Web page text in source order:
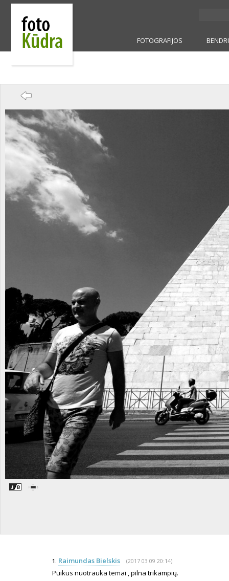
FOTOGRAFIJOS
1. Raimundas Bielskis (2017 03 09 20:14)
Puikus nuotrauka temai , pilna trikampių.